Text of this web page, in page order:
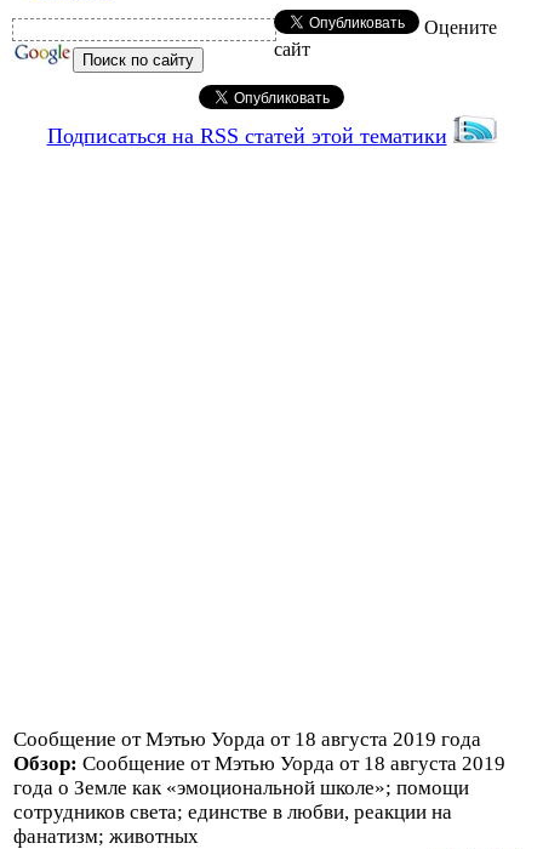
Оцените
сайт
Подписаться на RSS статей этой тематики
Сообщение от Мэтью Уорда от 18 августа 2019 года
Обзор: Сообщение от Мэтью Уорда от 18 августа 2019
года о Земле как «эмоциональной школе»; помощи
сотрудников света; единстве в любви, реакции на
фанатизм; животных